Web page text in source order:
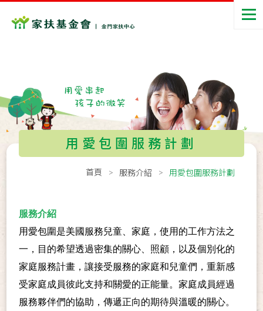
用愛包圍服務計劃
首頁 服務介紹 用愛包圍服務計劃
服務介紹
用愛包圍是美國服務兒童、家庭，使用的工作方法之
一，目的希望透過密集的關心、照顧，以及個別化的
家庭服務計畫，讓接受服務的家庭和兒童們，重新感
受家庭成員彼此支持和關愛的正能量。家庭成員經過
服務夥伴們的協助，傳遞正向的期待與溫暖的關心。